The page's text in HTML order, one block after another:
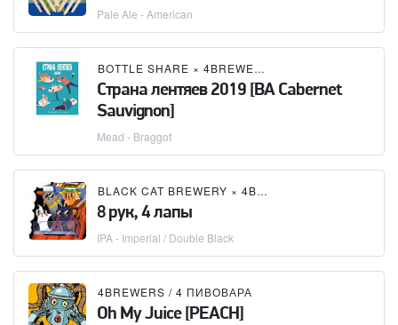
Pale Ale - American
BOTTLE SHARE × 4BREWERS / 4 ПИВОВАРА
Страна лентяев 2019 [BA Cabernet
Sauvignon]
Mead - Braggot
BLACK CAT BREWERY × 4BREWERS / 4 ПИВОВАРА
8 рук, 4 лапы
IPA - Imperial / Double Black
4BREWERS / 4 ПИВОВАРА
Oh My Juice [PEACH]